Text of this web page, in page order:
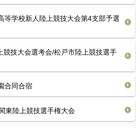
等学校新人陸上競技大会第4支部予選
競技大会選考会/松戸市陸上競技選手
合同合宿
東陸上競技選手権大会